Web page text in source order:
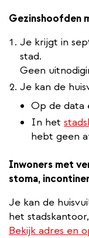
Gezinshoofden
Je krijgt in
stad.
Geen
Je kan de
Op de data
In het
hebt geen
Inwoners met
stoma,
Je kan de
het
Bekijk adres en